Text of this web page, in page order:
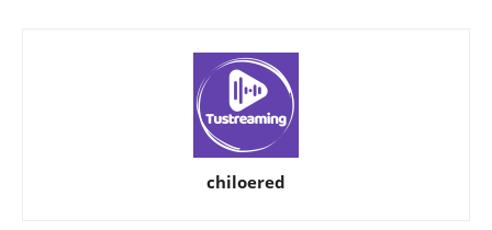
chiloered